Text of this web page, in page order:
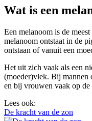
Wat is een
Een melanoom is de
melanoom ontstaat in de
ontstaan of vanuit een
Het uit zich vaak als een
(moeder)vlek. Bij mannen
en bij vrouwen vaak op de
Lees ook:
De kracht van de zon